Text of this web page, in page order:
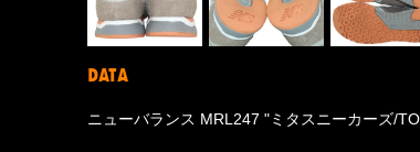
DATA
ニューバランス MRL247 "ミタスニーカーズ/